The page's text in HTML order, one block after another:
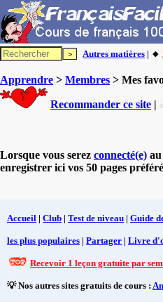
Autres matières | 🔸
Apprendre > Membres > Mes
Recommander ce site |
Lorsque vous serez connecté(e)
enregistrer ici vos 50 pages
Accueil | Club | Test de niveau | Guide
les plus populaires | Partager | Livre
Recevoir 1 leçon gratuite par
💡 Nos autres sites gratuits de cours :